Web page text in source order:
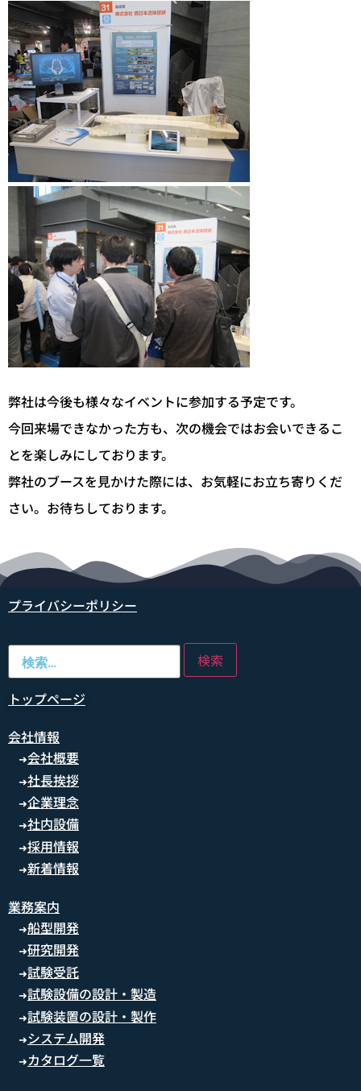
弊社は今後も様々なイベントに参加する予定です。
今回来場できなかった方も、次の機会ではお会いできるこ
とを楽しみにしております。
弊社のブースを見かけた際には、お気軽にお立ち寄りくだ
さい。お待ちしております。
プライバシーポリシー
トップページ
会社情報
➜会社概要
➜社長挨拶
➜企業理念
➜社内設備
➜採用情報
➜新着情報
業務案内
➜船型開発
➜研究開発
➜試験受託
➜試験設備の設計・製造
➜試験装置の設計・製作
➜システム開発
➜カタログ一覧